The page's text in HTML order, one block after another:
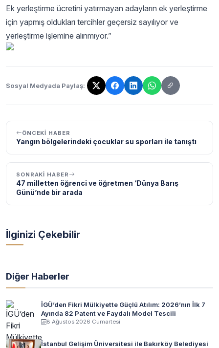
Ek yerleştirme ücretini yatırmayan adayların ek yerleştirme
için yapmış oldukları tercihler geçersiz sayılıyor ve
yerleştirme işlemine alınmıyor.”
Sosyal Medyada Paylaş:
Bağlantı kopyalandı!
ÖNCEKI HABER
Yangın bölgelerindeki çocuklar su sporları ile tanıştı
SONRAKI HABER
47 milletten öğrenci ve öğretmen ‘Dünya Barış
Günü’nde bir arada
İlginizi Çekebilir
Diğer Haberler
İGÜ’den Fikri Mülkiyette Güçlü Atılım: 2026’nın İlk 7
Ayında 82 Patent ve Faydalı Model Tescili
8 Ağustos 2026 Cumartesi
İstanbul Gelişim Üniversitesi ile Bakırköy Belediyesi